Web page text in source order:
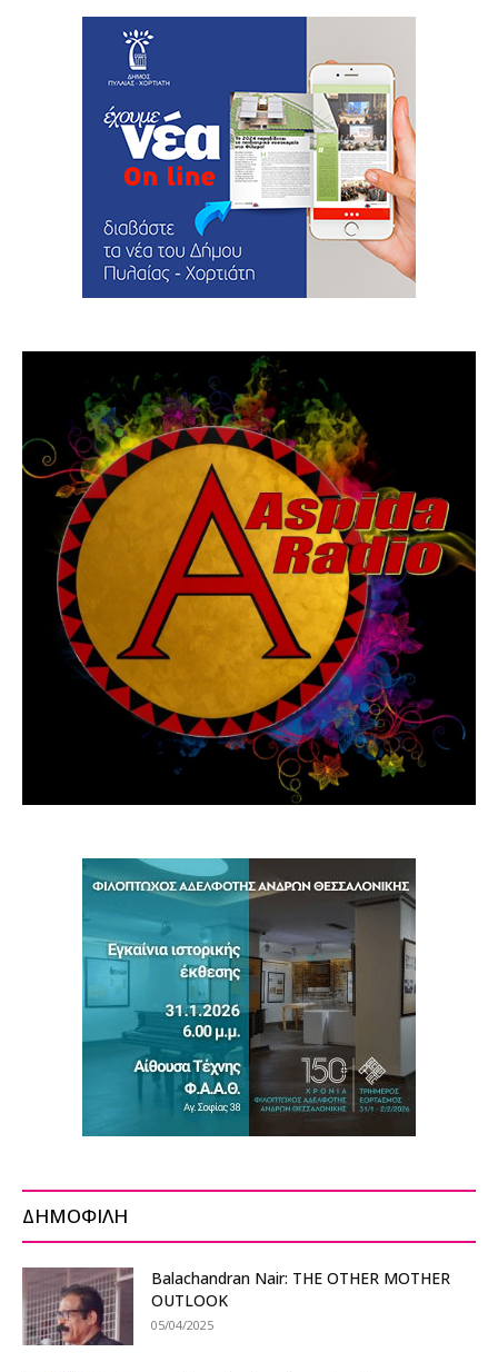
ΔΗΜΟΦΙΛΗ
Balachandran Nair: THE OTHER MOTHER
OUTLOOK
05/04/2025